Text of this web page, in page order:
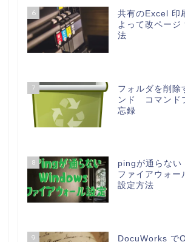
6
共有のExcel 印
よって改ページ
法
7
フォルダを削除
ンド コマンド
忘録
8
pingが通らない
ファイアウォ
設定方法
9
DocuWorks で